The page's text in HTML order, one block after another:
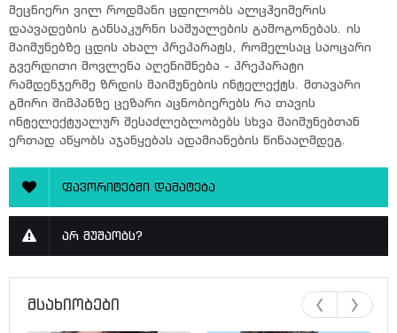
მეცნიერი ვილ როდმანი ცდილობს ალცჰეიმერის
დაავადების განსაკურნი საშუალების გამოგონებას. ის
მაიმუნებზე ცდის ახალ პრეპარატს, რომელსაც საოცარი
გვერდითი მოვლენა აღენიშნება - პრეპარატი
რამდენჯერმე ზრდის მაიმუნების ინტელექტს. მთავარი
გმირი შიმპანზე ცეზარი აცნობიერებს რა თავის
ინტელექტუალურ შესაძლებლობებს სხვა მაიმუნებთან
ერთად აწყობს აჯანყებას ადამიანების წინააღმდეგ.
ფავორიტებში დამატება
არ მუშაობს?
მსახიობები